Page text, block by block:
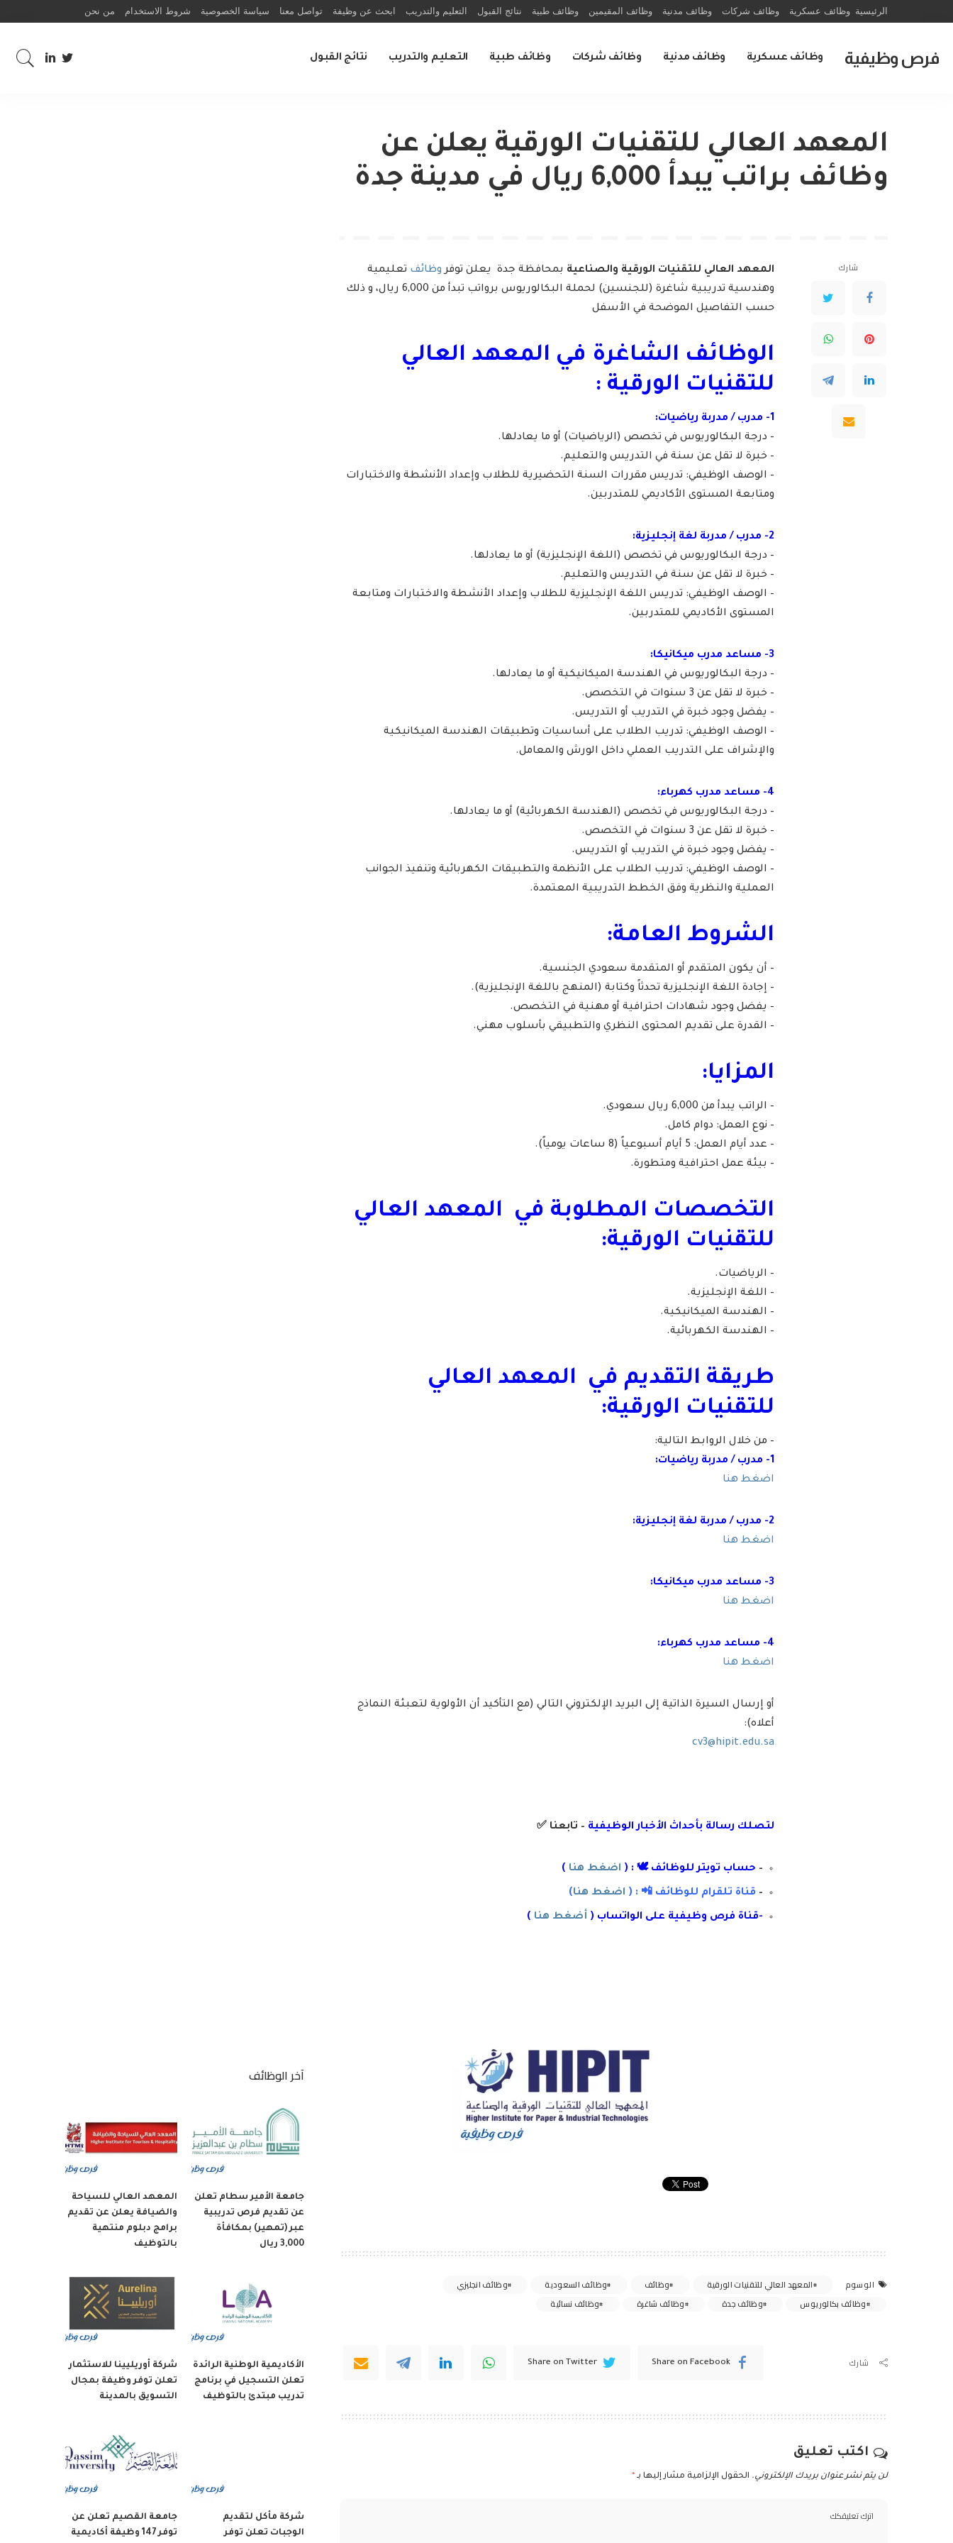
الرئيسية وظائف عسكرية وظائف شركات وظائف مدنية وظائف المقيمين وظائف طبية نتائج القبول التعليم والتدريب ابحث عن وظيفة تواصل معنا سياسة الخصوصية شروط الاستخدام من نحن
فرص وظيفية وظائف عسكرية وظائف مدنية وظائف شركات وظائف طبية التعليم والتدريب نتائج القبول
المعهد العالي للتقنيات الورقية يعلن عن
وظائف براتب يبدأ 6,000 ريال في مدينة جدة
شارك المعهد العالي للتقنيات الورقية والصناعية بمحافظة جدة يعلن توفروظائف تعليمية
وهندسية تدريبية شاغرة (للجنسين) لحملة البكالوريوس برواتب تبدأ من 6,000 ريال، و ذلك
حسب التفاصيل الموضحة في الأسفل
الوظائف الشاغرة في المعهد العالي
للتقنيات الورقية :
1- مدرب / مدربة رياضيات:
– درجة البكالوريوس في تخصص (الرياضيات) أو ما يعادلها.
– خبرة لا تقل عن سنة في التدريس والتعليم.
– الوصف الوظيفي: تدريس مقررات السنة التحضيرية للطلاب وإعداد الأنشطة والاختبارات
ومتابعة المستوى الأكاديمي للمتدربين.
2- مدرب / مدربة لغة إنجليزية:
– درجة البكالوريوس في تخصص (اللغة الإنجليزية) أو ما يعادلها.
– خبرة لا تقل عن سنة في التدريس والتعليم.
– الوصف الوظيفي: تدريس اللغة الإنجليزية للطلاب وإعداد الأنشطة والاختبارات ومتابعة
المستوى الأكاديمي للمتدربين.
3- مساعد مدرب ميكانيكا:
– درجة البكالوريوس في الهندسة الميكانيكية أو ما يعادلها.
– خبرة لا تقل عن 3 سنوات في التخصص.
– يفضل وجود خبرة في التدريب أو التدريس.
– الوصف الوظيفي: تدريب الطلاب على أساسيات وتطبيقات الهندسة الميكانيكية
والإشراف على التدريب العملي داخل الورش والمعامل.
4- مساعد مدرب كهرباء:
– درجة البكالوريوس في تخصص (الهندسة الكهربائية) أو ما يعادلها.
– خبرة لا تقل عن 3 سنوات في التخصص.
– يفضل وجود خبرة في التدريب أو التدريس.
– الوصف الوظيفي: تدريب الطلاب على الأنظمة والتطبيقات الكهربائية وتنفيذ الجوانب
العملية والنظرية وفق الخطط التدريبية المعتمدة.
الشروط العامة:
– أن يكون المتقدم أو المتقدمة سعودي الجنسية.
– إجادة اللغة الإنجليزية تحدثاً وكتابة (المنهج باللغة الإنجليزية).
– يفضل وجود شهادات احترافية أو مهنية في التخصص.
– القدرة على تقديم المحتوى النظري والتطبيقي بأسلوب مهني.
المزايا:
– الراتب يبدأ من 6,000 ريال سعودي.
– نوع العمل: دوام كامل.
– عدد أيام العمل: 5 أيام أسبوعياً (8 ساعات يومياً).
– بيئة عمل احترافية ومتطورة.
التخصصات المطلوبة في المعهد العالي
للتقنيات الورقية:
– الرياضيات.
– اللغة الإنجليزية.
– الهندسة الميكانيكية.
– الهندسة الكهربائية.
طريقة التقديم في المعهد العالي
للتقنيات الورقية:
– من خلال الروابط التالية:
1- مدرب / مدربة رياضيات:
اضغط هنا
2- مدرب / مدربة لغة إنجليزية:
اضغط هنا
3- مساعد مدرب ميكانيكا:
اضغط هنا
4- مساعد مدرب كهرباء:
اضغط هنا
أو إرسال السيرة الذاتية إلى البريد الإلكتروني التالي (مع التأكيد أن الأولوية لتعبئة النماذج
أعلاه):
cv3@hipit.edu.sa
لتصلك رسالة بأحداث الأخبار الوظيفية – تابعنا ✅
– حساب تويتر للوظائف 🕊 : ( اضغط هنا )
– قناة تلقرام للوظائف 📲 : ( اضغط هنا)
-قناة فرص وظيفية على الواتساب ( أضغط هنا )
الوسوم المعهد العالي للتقنيات الورقية وظائف وظائف السعودية
وظائف انجليزي
وظائف بكالوريوس
وظائف جدة وظائف شاغرة وظائف نسائية
شارك Share on Facebook
Share on Twitter
اكتب تعليق
لن يتم نشر عنوان بريدك الإلكتروني. الحقول الإلزامية مشار إليها بـ *
آخر الوظائف
جامعة الأمير سطام تعلن
عن تقديم فرص تدريبية
عبر (تمهير) بمكافأة
3,000 ريال
المعهد العالي للسياحة
والضيافة يعلن عن تقديم
برامج دبلوم منتهية
بالتوظيف
الأكاديمية الوطنية الرائدة
تعلن التسجيل في برنامج
تدريب مبتدئ بالتوظيف
شركة أوريليينا للاستثمار
تعلن توفر وظيفة بمجال
التسويق بالمدينة
شركة مأكل لتقديم
الوجبات تعلن توفر
جامعة القصيم تعلن عن
توفر 147 وظيفة أكاديمية